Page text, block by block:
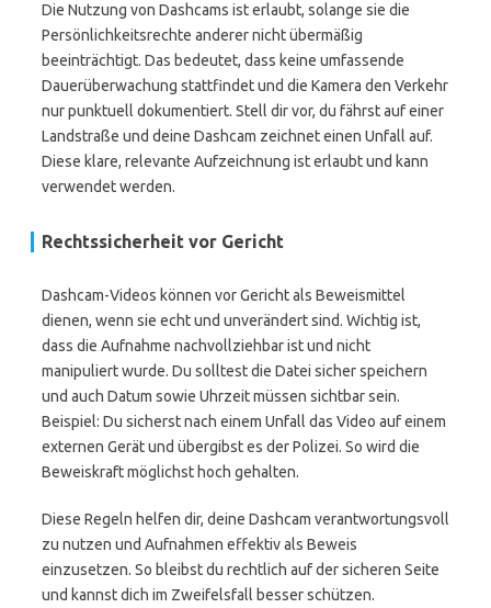
Die Nutzung von Dashcams ist erlaubt, solange sie die
Persönlichkeitsrechte anderer nicht übermäßig
beeinträchtigt. Das bedeutet, dass keine umfassende
Dauerüberwachung stattfindet und die Kamera den Verkehr
nur punktuell dokumentiert. Stell dir vor, du fährst auf einer
Landstraße und deine Dashcam zeichnet einen Unfall auf.
Diese klare, relevante Aufzeichnung ist erlaubt und kann
verwendet werden.
Rechtssicherheit vor Gericht
Dashcam-Videos können vor Gericht als Beweismittel
dienen, wenn sie echt und unverändert sind. Wichtig ist,
dass die Aufnahme nachvollziehbar ist und nicht
manipuliert wurde. Du solltest die Datei sicher speichern
und auch Datum sowie Uhrzeit müssen sichtbar sein.
Beispiel: Du sicherst nach einem Unfall das Video auf einem
externen Gerät und übergibst es der Polizei. So wird die
Beweiskraft möglichst hoch gehalten.
Diese Regeln helfen dir, deine Dashcam verantwortungsvoll
zu nutzen und Aufnahmen effektiv als Beweis
einzusetzen. So bleibst du rechtlich auf der sicheren Seite
und kannst dich im Zweifelsfall besser schützen.